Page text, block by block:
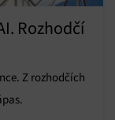
Rozhodčí
Z rozhodčích